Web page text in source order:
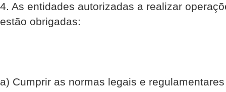
4. As entidades autorizadas a realizar
estão obrigadas:
a) Cumprir as normas legais e